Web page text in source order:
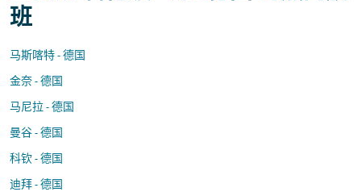
班
马斯喀特 - 德国
金奈 - 德国
马尼拉 - 德国
曼谷 - 德国
科钦 - 德国
迪拜 - 德国